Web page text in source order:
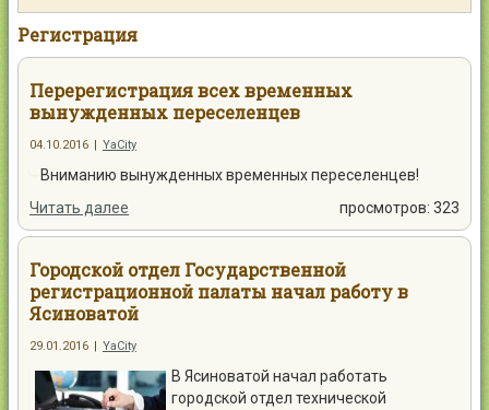
Контакты
Регистрация
Перерегистрация всех временных
вынужденных переселенцев
04.10.2016 | YaCity
Вниманию вынужденных временных переселенцев!
Читать далее
просмотров: 323
Городской отдел Государственной
регистрационной палаты начал работу в
Ясиноватой
29.01.2016 | YaCity
В Ясиноватой начал работать
городской отдел технической